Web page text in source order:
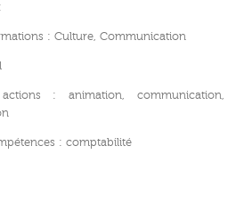
: Culture, Communication
: animation, communication,
: comptabilité